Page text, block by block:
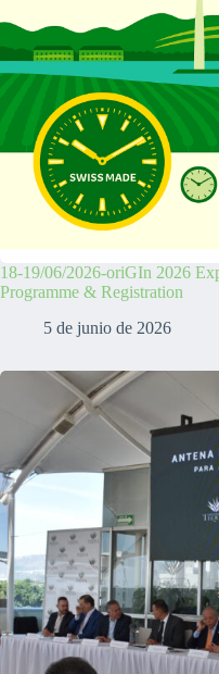
18-19/06/2026-oriGIn 2026
Programme & Registration
5 de junio de 2026